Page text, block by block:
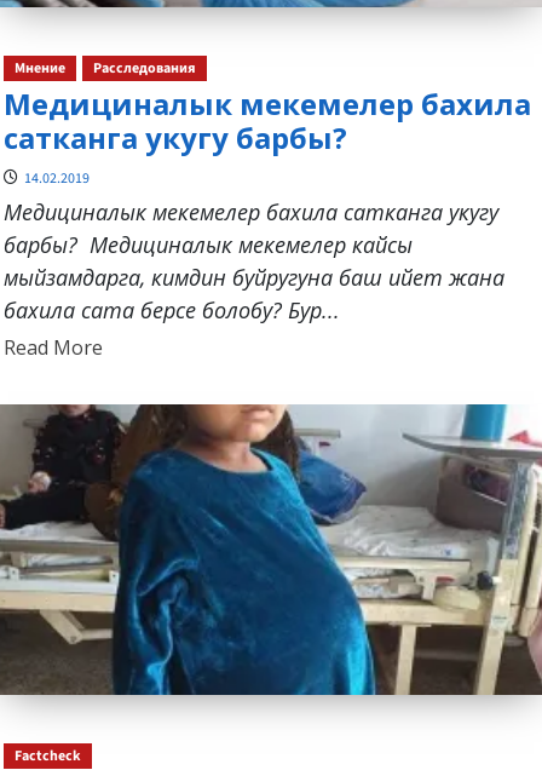
Мнение Расследования
Медициналык мекемелер бахила
сатканга укугу барбы?
14.02.2019
Медициналык мекемелер бахила сатканга укугу
барбы? Медициналык мекемелер кайсы
мыйзамдарга, кимдин буйругуна баш ийет жана
бахила сата берсе болобу? Бур...
Read MoreRead
about
Factcheck